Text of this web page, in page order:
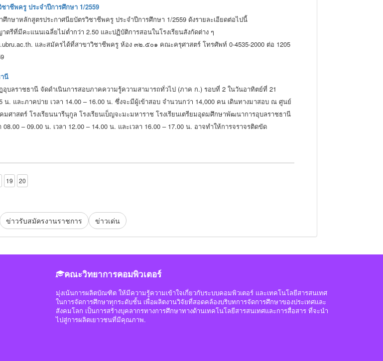
าชีพครู ประจำปีการศึกษา 1/2559
กษาหลักสูตรประกาศนียบัตรวิชาชีพครู ประจำปีการศึกษา 1/2559 ดังรายละเอียดต่อไปนี้
รีที่มีคะแนนเฉลี่ยไม่ต่ำกว่า 2.50 และปฏิบัติการสอนในโรงเรียนสังกัดต่าง ๆ
และสมัครได้ที่สาขาวิชาชีพครู ห้อง ๓๒.๕๐๑ คณะครุศาสตร์ โทรศัพท์ 0-4535-2000 ต่อ 1205
นี
บลราชธานี จัดดำเนินการสอบภาคความรู้ความสามารถทั่วไป (ภาค ก.) รอบที่ 2 ในวันอาทิตย์ที่ 21
น. และภาคบ่าย เวลา 14.00 – 16.00 น. ซึ่งจะมีผู้เข้าสอบ จำนวนกว่า 14,000 คน เดินทางมาสอบ ณ ศูนย์
สตร์ โรงเรียนนารีนุกูล โรงเรียนเบ็ญจะมะมหาราช โรงเรียนเตรียมอุดมศึกษาพัฒนาการอุบลราชธานี
– 09.00 น. เวลา 12.00 – 14.00 น. และเวลา 16.00 – 17.00 น. อาจทำให้การจราจรติดขัด
19 20
ข่าวรับสมัครงานราชการ ข่าวเด่น
คณะวิทยาการคอมพิวเตอร์
มุ่งเน้นการผลิตบัณฑิต ให้มีความรู้ความเข้าใจเกี่ยวกับระบบคอมพิวเตอร์ และเทคโนโลยีสารสนเทศ
ในการจัดการศึกษาทุกระดับชั้น เพื่อผลิตงานวิจัยที่สอดคล้องบริบทการจัดการศึกษาของประเทศและ
สังคมโลก เป็นการสร้างบุคลากรทางการศึกษาทางด้านเทคโนโลยีสารสนเทศและการสื่อสาร ที่จะนำ
ไปสู่การผลิตเยาวชนที่มีคุณภาพ.